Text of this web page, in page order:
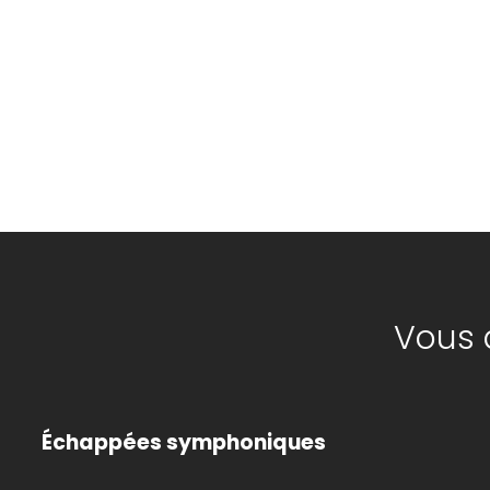
Échappées symphoniques
Vous